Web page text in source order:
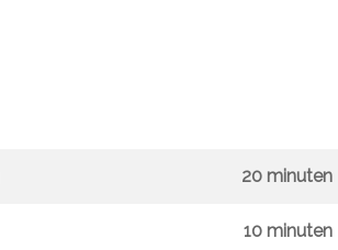
20 minuten
10 minuten